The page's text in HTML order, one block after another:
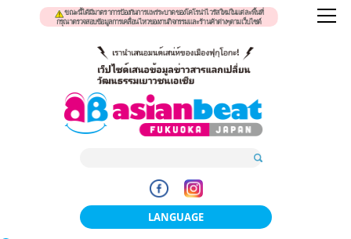
ขณะนี้ได้มีมาตราการป้องกันการแพร่ระบาดของโคโรน่าไวรัสใหม่ในแต่ละพื้นที่
กรุณาตรวจสอบข้อมูลการเคลื่อนไหวของงานกิจกรรมและร้านค้าต่างๆตามเว็บไซต์
LANGUAGE